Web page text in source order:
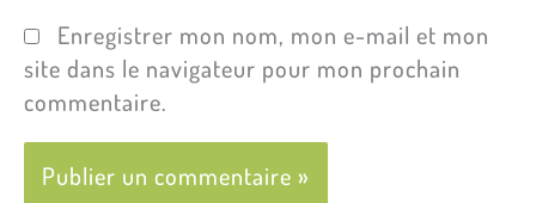
Enregistrer mon nom, mon e-mail et mon
site dans le navigateur pour mon prochain
commentaire.